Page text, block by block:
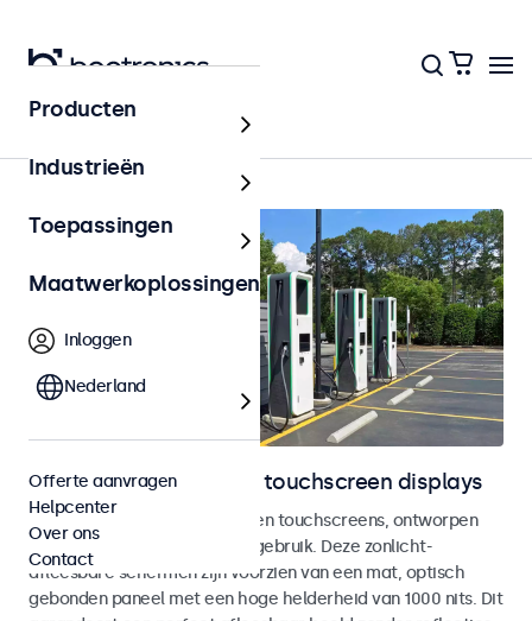
Home
Outdoor monitoren en touchscreen displays
Weersbestendige monitoren en touchscreens, ontworpen
voor zowel binnen- als buitengebruik. Deze zonlicht-
afleesbare schermen zijn voorzien van een mat, optisch
gebonden paneel met een hoge helderheid van 1000 nits. Dit
Producten
Industrieën
Toepassingen
Maatwerkoplossingen
Inloggen
Nederland
Offerte aanvragen
Helpcenter
Over ons
Contact